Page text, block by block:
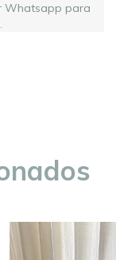
Whatsapp para